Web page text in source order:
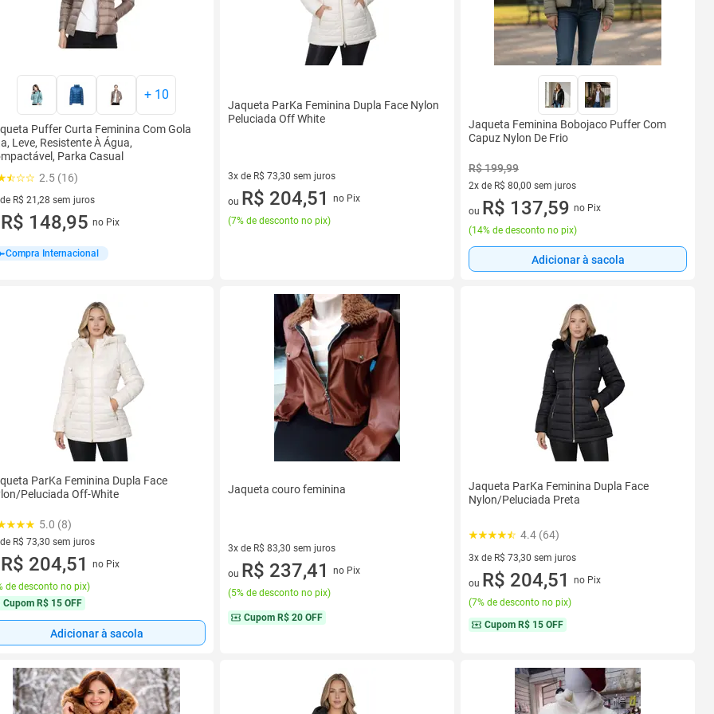
+ 10
Puffer Curta Feminina Com Gola
Leve, Resistente À Água,
Parka Casual
2.5 (16)
R$ 21,28 sem juros
de R$ 21,28 sem juros
R$ 148,95 no Pix
Compra Internacional
Jaqueta ParKa Feminina Dupla Face Nylon
Peluciada Off White
3x de R$ 73,30 sem juros
3 vez de R$ 73,30 sem juros
ou R$ 204,51
no Pix
(7% de desconto no pix)
Jaqueta Feminina Bobojaco Puffer Com
Capuz Nylon De Frio
R$ 199,99
2x de R$ 80,00 sem juros
2 vez de R$ 80,00 sem juros
ou R$ 137,59 no Pix
(14% de desconto no pix)
Adicionar à sacola
ParKa Feminina Dupla Face
Peluciada Off-White
5.0 (8)
R$ 73,30 sem juros
de R$ 73,30 sem juros
R$ 204,51
no Pix
de desconto no pix)
Cupom R$ 15 OFF
Adicionar à sacola
Jaqueta couro feminina
3x de R$ 83,30 sem juros
3 vez de R$ 83,30 sem juros
ou R$ 237,41
no Pix
(5% de desconto no pix)
Cupom R$ 20 OFF
Jaqueta ParKa Feminina Dupla Face
Nylon/Peluciada Preta
4.4 (64)
3x de R$ 73,30 sem juros
3 vez de R$ 73,30 sem juros
ou R$ 204,51
no Pix
(7% de desconto no pix)
Cupom R$ 15 OFF